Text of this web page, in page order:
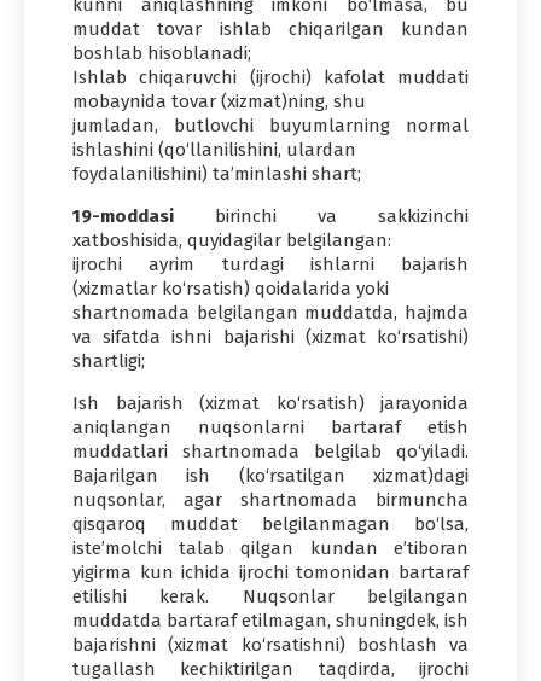
kunni aniqlashning imkoni bo‘lmasa, bu
muddat tovar ishlab chiqarilgan kundan
boshlab hisoblanadi;
Ishlab chiqaruvchi (ijrochi) kafolat muddati
mobaynida tovar (xizmat)ning, shu
jumladan, butlovchi buyumlarning normal
ishlashini (qo‘llanilishini, ulardan
foydalanilishini) ta’minlashi shart;
19-moddasi birinchi va sakkizinchi
xatboshisida, quyidagilar belgilangan:
ijrochi ayrim turdagi ishlarni bajarish
(xizmatlar ko‘rsatish) qoidalarida yoki
shartnomada belgilangan muddatda, hajmda
va sifatda ishni bajarishi (xizmat ko‘rsatishi)
shartligi;
Ish bajarish (xizmat ko‘rsatish) jarayonida
aniqlangan nuqsonlarni bartaraf etish
muddatlari shartnomada belgilab qo‘yiladi.
Bajarilgan ish (ko‘rsatilgan xizmat)dagi
nuqsonlar, agar shartnomada birmuncha
qisqaroq muddat belgilanmagan bo‘lsa,
iste’molchi talab qilgan kundan e’tiboran
yigirma kun ichida ijrochi tomonidan bartaraf
etilishi kerak. Nuqsonlar belgilangan
muddatda bartaraf etilmagan, shuningdek, ish
bajarishni (xizmat ko‘rsatishni) boshlash va
tugallash kechiktirilgan taqdirda, ijrochi